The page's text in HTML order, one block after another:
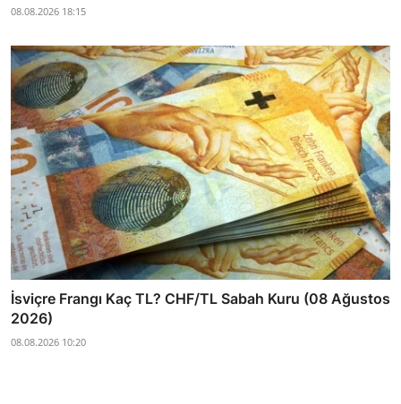
08.08.2026 18:15
İsviçre Frangı Kaç TL? CHF/TL Sabah Kuru (08 Ağustos
2026)
08.08.2026 10:20